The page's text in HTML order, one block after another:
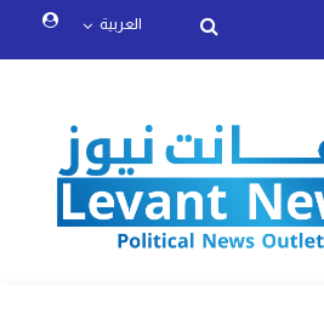
العربية